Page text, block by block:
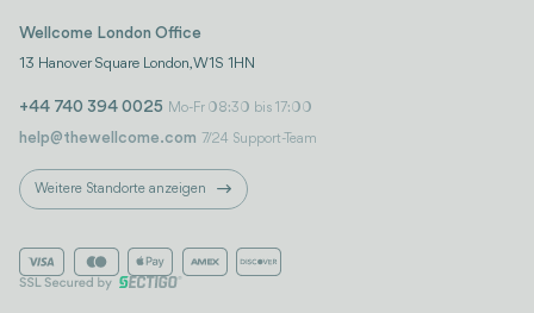
Wellcome London Office
13 Hanover Square London, W1S 1HN
+44 740 394 0025 Mo-Fr 08:30 bis 17:00
help@thewellcome.com 7/24 Support-Team
Weitere Standorte anzeigen